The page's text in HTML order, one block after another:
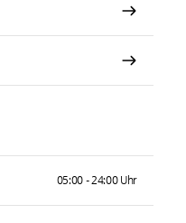
05:00 - 24:00 Uhr